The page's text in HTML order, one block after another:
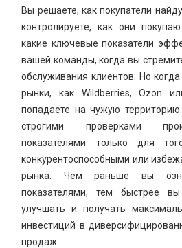
Вы решаете, как покупатели
контролируете, как они
какие ключевые показатели
вашей команды, когда вы
обслуживания клиентов. Но
рынки, как Wildberries, Ozon
попадаете на чужую
строгими проверками
показателями только для
конкурентоспособными или
рынка. Чем раньше вы
показателями, тем быстрее
улучшать и получать
инвестиций в
продаж.